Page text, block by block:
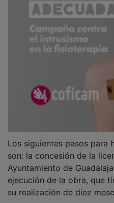
son: la concesión de la
Ayuntamiento de
ejecución de la obra, que
su realización de diez